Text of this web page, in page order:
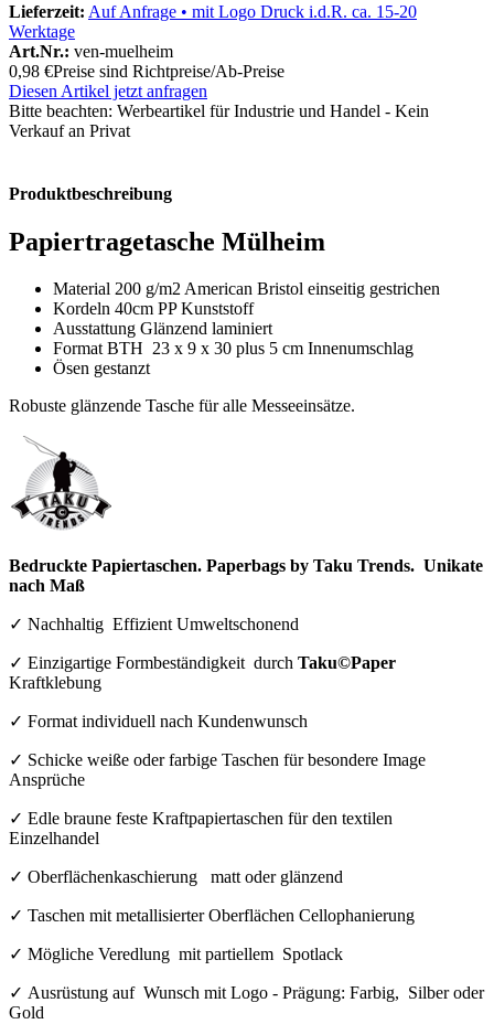
Lieferzeit: Auf Anfrage • mit Logo Druck i.d.R. ca. 15-20
Werktage
Art.Nr.: ven-muelheim
0,98 €Preise sind Richtpreise/Ab-Preise
Diesen Artikel jetzt anfragen
Bitte beachten: Werbeartikel für Industrie und Handel - Kein
Verkauf an Privat
Produktbeschreibung
Papiertragetasche Mülheim
Material 200 g/m2 American Bristol einseitig gestrichen
Kordeln 40cm PP Kunststoff
Ausstattung Glänzend laminiert
Format BTH 23 x 9 x 30 plus 5 cm Innenumschlag
Ösen gestanzt
Robuste glänzende Tasche für alle Messeeinsätze.
Bedruckte Papiertaschen. Paperbags by Taku Trends. Unikate
nach Maß
✓ Nachhaltig Effizient Umweltschonend
✓ Einzigartige Formbeständigkeit durch Taku©Paper
Kraftklebung
✓ Format individuell nach Kundenwunsch
✓ Schicke weiße oder farbige Taschen für besondere Image
Ansprüche
✓ Edle braune feste Kraftpapiertaschen für den textilen
Einzelhandel
✓ Oberflächenkaschierung matt oder glänzend
✓ Taschen mit metallisierter Oberflächen Cellophanierung
✓ Mögliche Veredlung mit partiellem Spotlack
✓ Ausrüstung auf Wunsch mit Logo - Prägung: Farbig, Silber oder
Gold